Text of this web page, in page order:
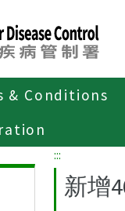
& Conditions
:::
新增